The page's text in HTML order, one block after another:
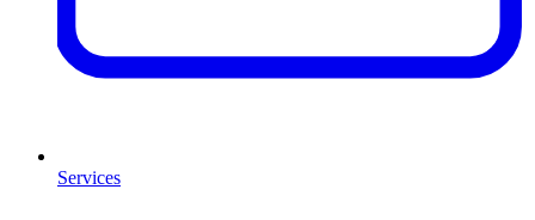
Services